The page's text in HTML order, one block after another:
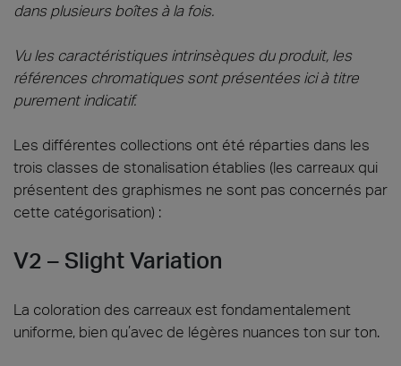
dans plusieurs boîtes à la fois.
Vu les caractéristiques intrinsèques du produit, les
références chromatiques sont présentées ici à titre
purement indicatif.
Les différentes collections ont été réparties dans les
trois classes de stonalisation établies (les carreaux qui
présentent des graphismes ne sont pas concernés par
cette catégorisation) :
V2 – Slight Variation
La coloration des carreaux est fondamentalement
uniforme, bien qu’avec de légères nuances ton sur ton.